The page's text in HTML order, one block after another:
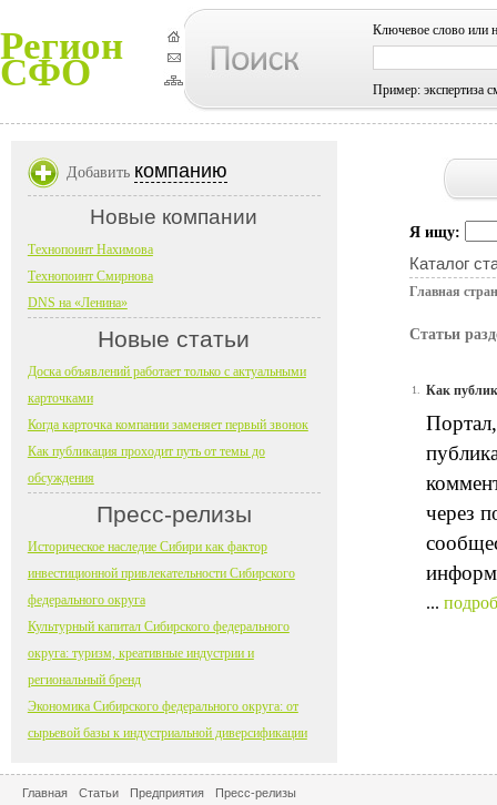
Регион
СФО
Ключевое слово или
Пример: экспертиза
Я ищу:
Каталог
Главная
Статьи
1. Как
через
...
Добавить компанию
Новые компании
Технопоинт Нахимова
Технопоинт Смирнова
DNS на «Ленина»
Новые статьи
Доска объявлений работает только с актуальными
карточками
Когда карточка компании заменяет первый звонок
Как публикация проходит путь от темы до
обсуждения
Пресс-релизы
Историческое наследие Сибири как фактор
инвестиционной привлекательности Сибирского
федерального округа
Культурный капитал Сибирского федерального
округа: туризм, креативные индустрии и
региональный бренд
Экономика Сибирского федерального округа: от
сырьевой базы к индустриальной диверсификации
Главная Статьи Предприятия Пресс-релизы